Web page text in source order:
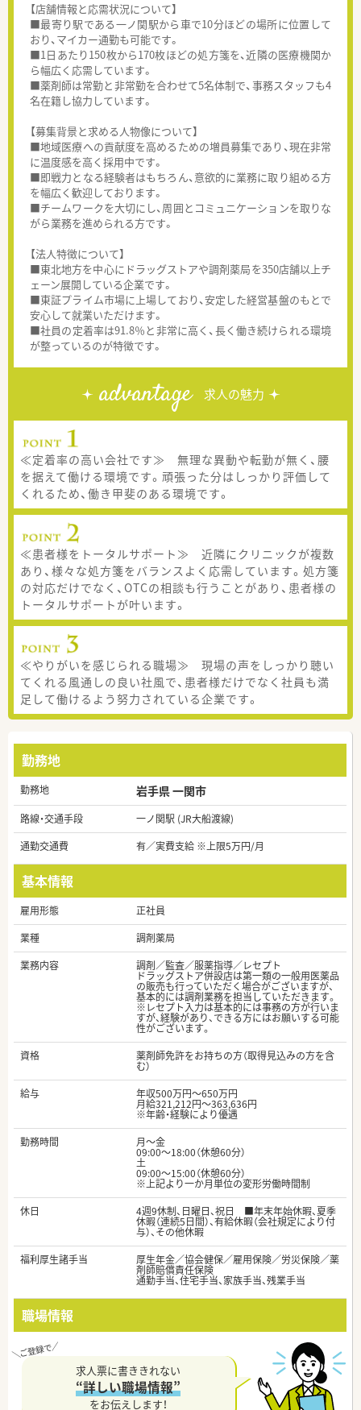
【店舗情報と応需状況について】
■最寄り駅である一ノ関駅から車で10分ほどの場所に位置して
おり、マイカー通勤も可能です。
■1日あたり150枚から170枚ほどの処方箋を、近隣の医療機関か
ら幅広く応需しています。
■薬剤師は常勤と非常勤を合わせて5名体制で、事務スタッフも4
名在籍し協力しています。
【募集背景と求める人物像について】
■地域医療への貢献度を高めるための増員募集であり、現在非常
に温度感を高く採用中です。
■即戦力となる経験者はもちろん、意欲的に業務に取り組める方
を幅広く歓迎しております。
■チームワークを大切にし、周囲とコミュニケーションを取りな
がら業務を進められる方です。
【法人特徴について】
■東北地方を中心にドラッグストアや調剤薬局を350店舗以上チ
ェーン展開している企業です。
■東証プライム市場に上場しており、安定した経営基盤のもとで
安心して就業いただけます。
■社員の定着率は91.8％と非常に高く、長く働き続けられる環境
が整っているのが特徴です。
advantage 求人の魅力
≪定着率の高い会社です≫ 無理な異動や転勤が無く、腰
を据えて働ける環境です。頑張った分はしっかり評価して
くれるため、働き甲斐のある環境です。
≪患者様をトータルサポート≫ 近隣にクリニックが複数
あり、様々な処方箋をバランスよく応需しています。処方箋
の対応だけでなく、OTCの相談も行うことがあり、患者様の
トータルサポートが叶います。
≪やりがいを感じられる職場≫ 現場の声をしっかり聴い
てくれる風通しの良い社風で、患者様だけでなく社員も満
足して働けるよう努力されている企業です。
勤務地
勤務地 岩手県 一関市
路線・交通手段
一ノ関駅 (JR大船渡線)
通勤交通費
有／実費支給 ※上限5万円/月
基本情報
雇用形態
正社員
業種
調剤薬局
業務内容
調剤／監査／服薬指導／レセプト
ドラッグストア併設店は第一類の一般用医薬品
の販売も行っていただく場合がございますが、
基本的には調剤業務を担当していただきます。
※レセプト入力は基本的には事務の方が行いま
すが、経験があり、できる方にはお願いする可能
性がございます。
資格
薬剤師免許をお持ちの方（取得見込みの方を含
む）
給与
年収500万円～650万円
月給321,212円～363,636円
※年齢・経験により優遇
勤務時間
月〜金
09:00〜18:00（休憩60分）
土
09:00〜15:00（休憩60分）
※上記より一か月単位の変形労働時間制
休日
4週9休制、日曜日、祝日 ■年末年始休暇、夏季
休暇（連続5日間）、有給休暇（会社規定により付
与）、その他休暇
福利厚生諸手当
厚生年金／協会健保／雇用保険／労災保険／薬
剤師賠償責任保険
通勤手当、住宅手当、家族手当、残業手当
職場情報
求人票に書ききれない
“詳しい職場情報”
をお伝えします！